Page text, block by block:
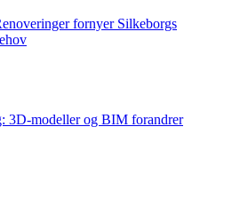
fornyer Silkeborgs
3D-modeller og BIM forandrer